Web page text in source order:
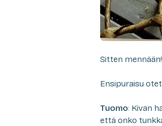
Sitten mennään!
Ensipuraisu
Tuomo: Kivan
että onko